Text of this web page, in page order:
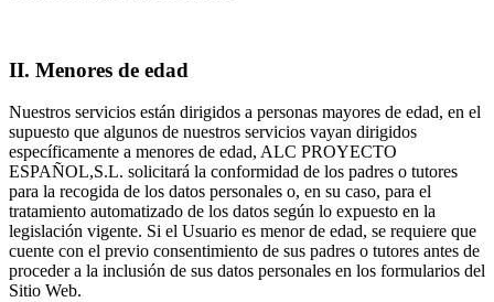
II. Menores de edad
Nuestros servicios están dirigidos a personas mayores de edad, en el
supuesto que algunos de nuestros servicios vayan dirigidos
específicamente a menores de edad, ALC PROYECTO
ESPAÑOL,S.L. solicitará la conformidad de los padres o tutores
para la recogida de los datos personales o, en su caso, para el
tratamiento automatizado de los datos según lo expuesto en la
legislación vigente. Si el Usuario es menor de edad, se requiere que
cuente con el previo consentimiento de sus padres o tutores antes de
proceder a la inclusión de sus datos personales en los formularios del
Sitio Web.